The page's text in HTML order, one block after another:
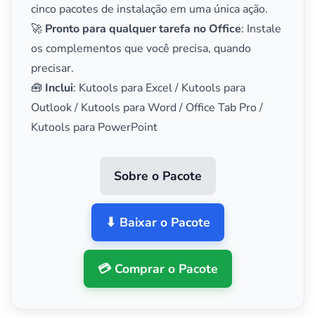
cinco pacotes de instalação em uma única ação.
🚀 Pronto para qualquer tarefa no Office: Instale
os complementos que você precisa, quando
precisar.
🧰 Inclui: Kutools para Excel / Kutools para
Outlook / Kutools para Word / Office Tab Pro /
Kutools para PowerPoint
Sobre o Pacote
⬇ Baixar o Pacote
💳 Comprar o Pacote